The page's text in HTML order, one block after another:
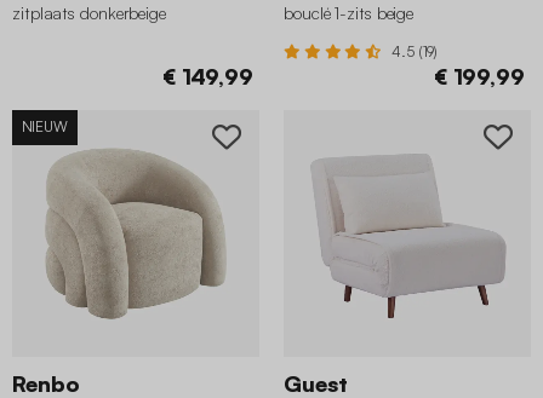
zitplaats donkerbeige
€ 149,99
bouclé 1-zits beige
4.5 (19)
€ 199,99
NIEUW
Renbo Guest